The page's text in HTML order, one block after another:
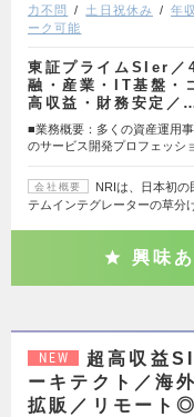
力不問
土日祝休み 年
ーク可能
東証プライムSIer／
融・産業・IT基盤・
高収益・財務安定／
■業務概要：多くの資産運用
のサービス開発プロフェッシ
会社概要
NRIは、日本初の
テムインテグレーターの草分
興味あ
NEW
超高収益
ーキテクト／海
拡販／リモート◎